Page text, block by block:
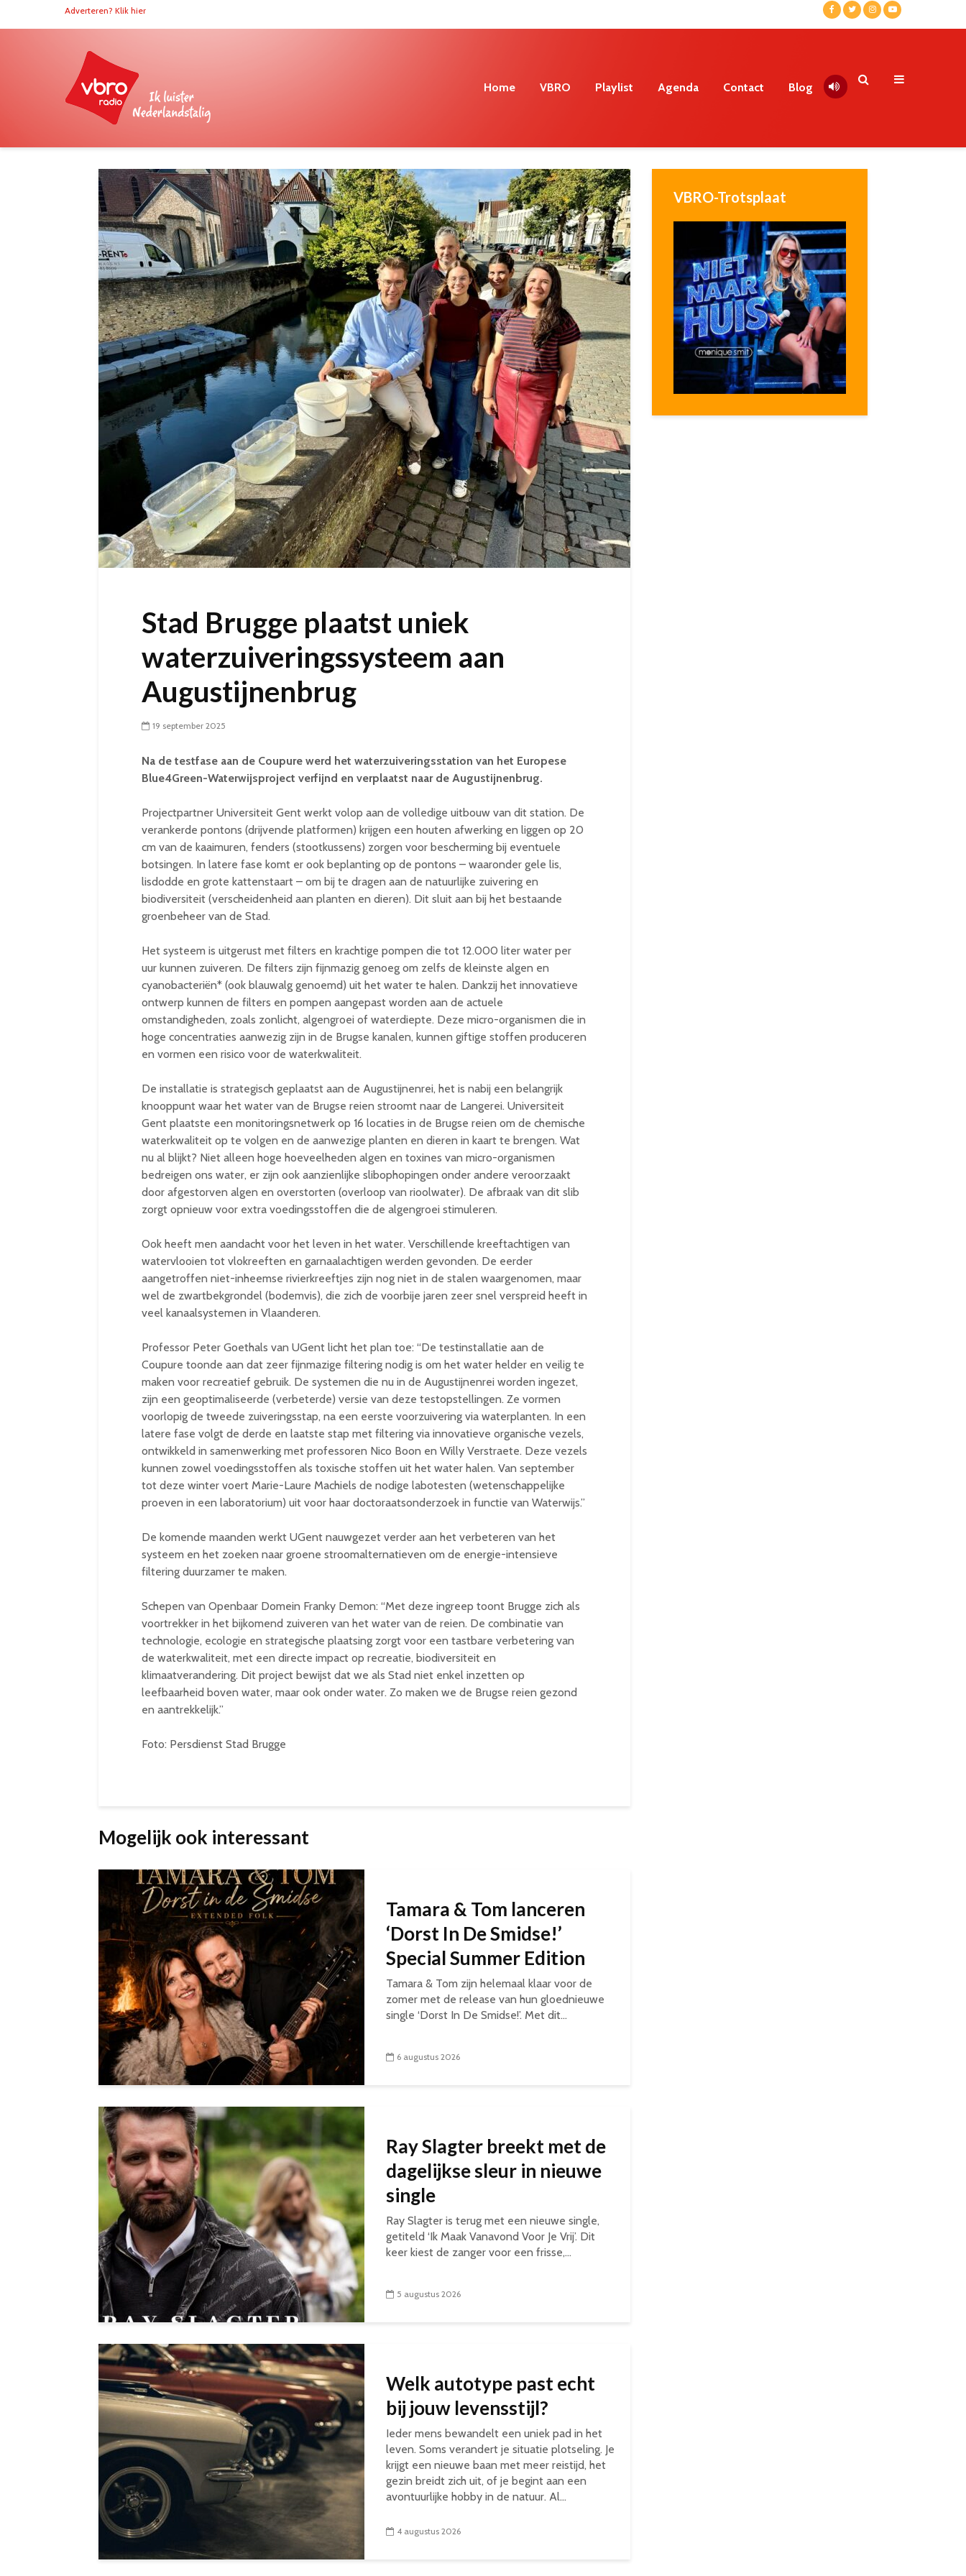
Adverteren? Klik hier
Home VBRO Playlist Agenda Contact Blog
Stad Brugge plaatst uniek
waterzuiveringssysteem aan
Augustijnenbrug
19 september 2025
Na de testfase aan de Coupure werd het waterzuiveringsstation van het Europese
Blue4Green-Waterwijsproject verfijnd en verplaatst naar de Augustijnenbrug.
Projectpartner Universiteit Gent werkt volop aan de volledige uitbouw van dit station. De
verankerde pontons (drijvende platformen) krijgen een houten afwerking en liggen op 20
cm van de kaaimuren, fenders (stootkussens) zorgen voor bescherming bij eventuele
botsingen. In latere fase komt er ook beplanting op de pontons – waaronder gele lis,
lisdodde en grote kattenstaart – om bij te dragen aan de natuurlijke zuivering en
biodiversiteit (verscheidenheid aan planten en dieren). Dit sluit aan bij het bestaande
groenbeheer van de Stad.
Het systeem is uitgerust met filters en krachtige pompen die tot 12.000 liter water per
uur kunnen zuiveren. De filters zijn fijnmazig genoeg om zelfs de kleinste algen en
cyanobacteriën* (ook blauwalg genoemd) uit het water te halen. Dankzij het innovatieve
ontwerp kunnen de filters en pompen aangepast worden aan de actuele
omstandigheden, zoals zonlicht, algengroei of waterdiepte. Deze micro-organismen die in
hoge concentraties aanwezig zijn in de Brugse kanalen, kunnen giftige stoffen produceren
en vormen een risico voor de waterkwaliteit.
De installatie is strategisch geplaatst aan de Augustijnenrei, het is nabij een belangrijk
knooppunt waar het water van de Brugse reien stroomt naar de Langerei. Universiteit
Gent plaatste een monitoringsnetwerk op 16 locaties in de Brugse reien om de chemische
waterkwaliteit op te volgen en de aanwezige planten en dieren in kaart te brengen. Wat
nu al blijkt? Niet alleen hoge hoeveelheden algen en toxines van micro-organismen
bedreigen ons water, er zijn ook aanzienlijke slibophopingen onder andere veroorzaakt
door afgestorven algen en overstorten (overloop van rioolwater). De afbraak van dit slib
zorgt opnieuw voor extra voedingsstoffen die de algengroei stimuleren.
Ook heeft men aandacht voor het leven in het water. Verschillende kreeftachtigen van
watervlooien tot vlokreeften en garnaalachtigen werden gevonden. De eerder
aangetroffen niet-inheemse rivierkreeftjes zijn nog niet in de stalen waargenomen, maar
wel de zwartbekgrondel (bodemvis), die zich de voorbije jaren zeer snel verspreid heeft in
veel kanaalsystemen in Vlaanderen.
Professor Peter Goethals van UGent licht het plan toe: “De testinstallatie aan de
Coupure toonde aan dat zeer fijnmazige filtering nodig is om het water helder en veilig te
maken voor recreatief gebruik. De systemen die nu in de Augustijnenrei worden ingezet,
zijn een geoptimaliseerde (verbeterde) versie van deze testopstellingen. Ze vormen
voorlopig de tweede zuiveringsstap, na een eerste voorzuivering via waterplanten. In een
latere fase volgt de derde en laatste stap met filtering via innovatieve organische vezels,
ontwikkeld in samenwerking met professoren Nico Boon en Willy Verstraete. Deze vezels
kunnen zowel voedingsstoffen als toxische stoffen uit het water halen. Van september
tot deze winter voert Marie-Laure Machiels de nodige labotesten (wetenschappelijke
proeven in een laboratorium) uit voor haar doctoraatsonderzoek in functie van Waterwijs.”
De komende maanden werkt UGent nauwgezet verder aan het verbeteren van het
systeem en het zoeken naar groene stroomalternatieven om de energie-intensieve
filtering duurzamer te maken.
Schepen van Openbaar Domein Franky Demon: “Met deze ingreep toont Brugge zich als
voortrekker in het bijkomend zuiveren van het water van de reien. De combinatie van
technologie, ecologie en strategische plaatsing zorgt voor een tastbare verbetering van
de waterkwaliteit, met een directe impact op recreatie, biodiversiteit en
klimaatverandering. Dit project bewijst dat we als Stad niet enkel inzetten op
leefbaarheid boven water, maar ook onder water. Zo maken we de Brugse reien gezond
en aantrekkelijk.”
Foto: Persdienst Stad Brugge
Mogelijk ook interessant
Tamara & Tom lanceren
‘Dorst In De Smidse!’
Special Summer Edition
Tamara & Tom zijn helemaal klaar voor de
zomer met de release van hun gloednieuwe
single ‘Dorst In De Smidse!’. Met dit...
6 augustus 2026
Ray Slagter breekt met de
dagelijkse sleur in nieuwe
single
Ray Slagter is terug met een nieuwe single,
getiteld ‘Ik Maak Vanavond Voor Je Vrij’. Dit
keer kiest de zanger voor een frisse,...
5 augustus 2026
Welk autotype past echt
bij jouw levensstijl?
Ieder mens bewandelt een uniek pad in het
leven. Soms verandert je situatie plotseling. Je
krijgt een nieuwe baan met meer reistijd, het
gezin breidt zich uit, of je begint aan een
avontuurlijke hobby in de natuur. Al...
4 augustus 2026
VBRO-Trotsplaat